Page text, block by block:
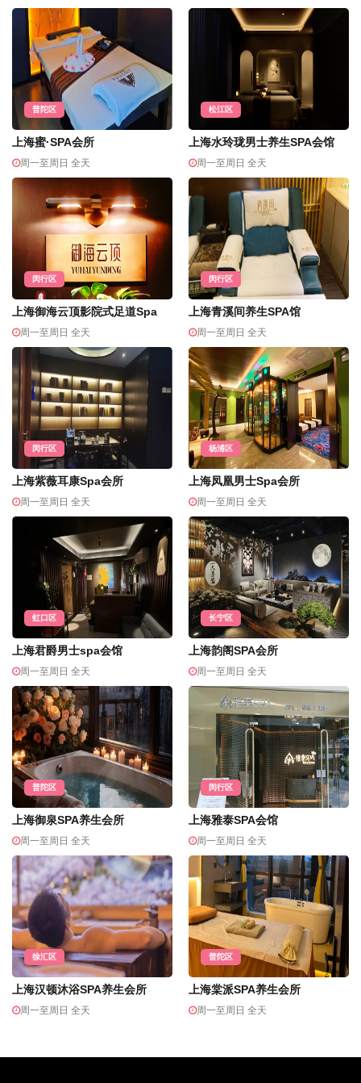
普陀区
上海蜜·SPA会所
周一至周日 全天
松江区
上海水玲珑男士养生SPA会馆
周一至周日 全天
闵行区
上海御海云顶影院式足道Spa
周一至周日 全天
闵行区
上海青溪间养生SPA馆
周一至周日 全天
闵行区
上海紫薇耳康Spa会所
周一至周日 全天
杨浦区
上海凤凰男士Spa会所
周一至周日 全天
虹口区
上海君爵男士spa会馆
周一至周日 全天
长宁区
上海韵阁SPA会所
周一至周日 全天
普陀区
上海御泉SPA养生会所
周一至周日 全天
闵行区
上海雅泰SPA会馆
周一至周日 全天
徐汇区
上海汉顿沐浴SPA养生会所
周一至周日 全天
普陀区
上海棠派SPA养生会所
周一至周日 全天